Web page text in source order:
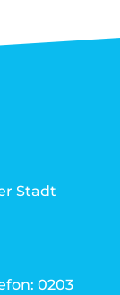
Stadt
0203